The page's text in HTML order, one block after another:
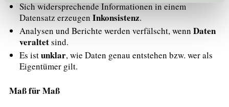
Sich widersprechende Informationen in einem
Datensatz erzeugen Inkonsistenz.
Analysen und Berichte werden verfälscht, wenn Daten
veraltetsind.
Es istunklar, wie Daten genau entstehen bzw. wer als
Eigentümer gilt.
Maß für Maß